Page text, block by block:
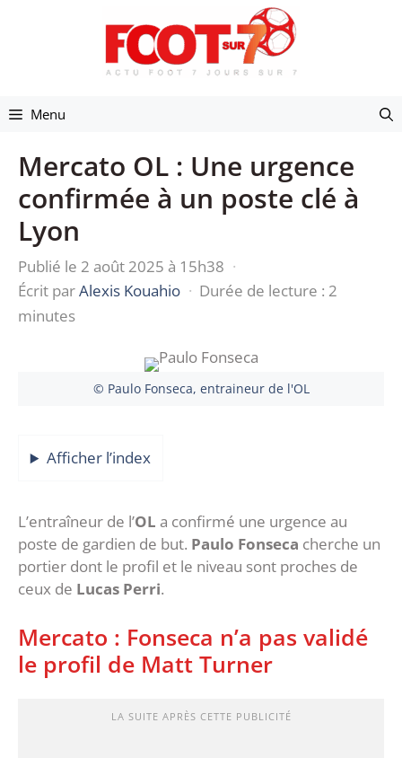
Menu
Mercato OL : Une urgence
confirmée à un poste clé à
Lyon
Publié le 2 août 2025 à 15h38 ·
Écrit parAlexis Kouahio · Durée de lecture : 2
minutes
© Paulo Fonseca, entraineur de l'OL
Afficher l’index
L’entraîneur de l’OL a confirmé une urgence au
poste de gardien de but. Paulo Fonseca cherche un
portier dont le profil et le niveau sont proches de
ceux de Lucas Perri.
Mercato : Fonseca n’a pas validé
le profil de Matt Turner
LA SUITE APRÈS CETTE PUBLICITÉ